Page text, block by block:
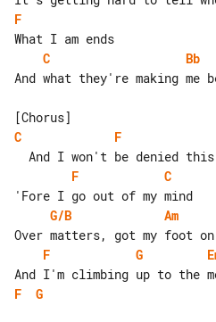
F
C
Bb
And what they're making me
C
F
F
C
G/B
Am
F
G
F
G